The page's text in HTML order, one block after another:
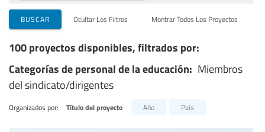
BUSCAR Ocultar Los Filtros Montrar Todos Los Proyectos
100 proyectos disponibles, filtrados por:
Categorías de personal de la educación: Miembros
del sindicato/dirigentes
Organizados por: Título del proyecto Año País